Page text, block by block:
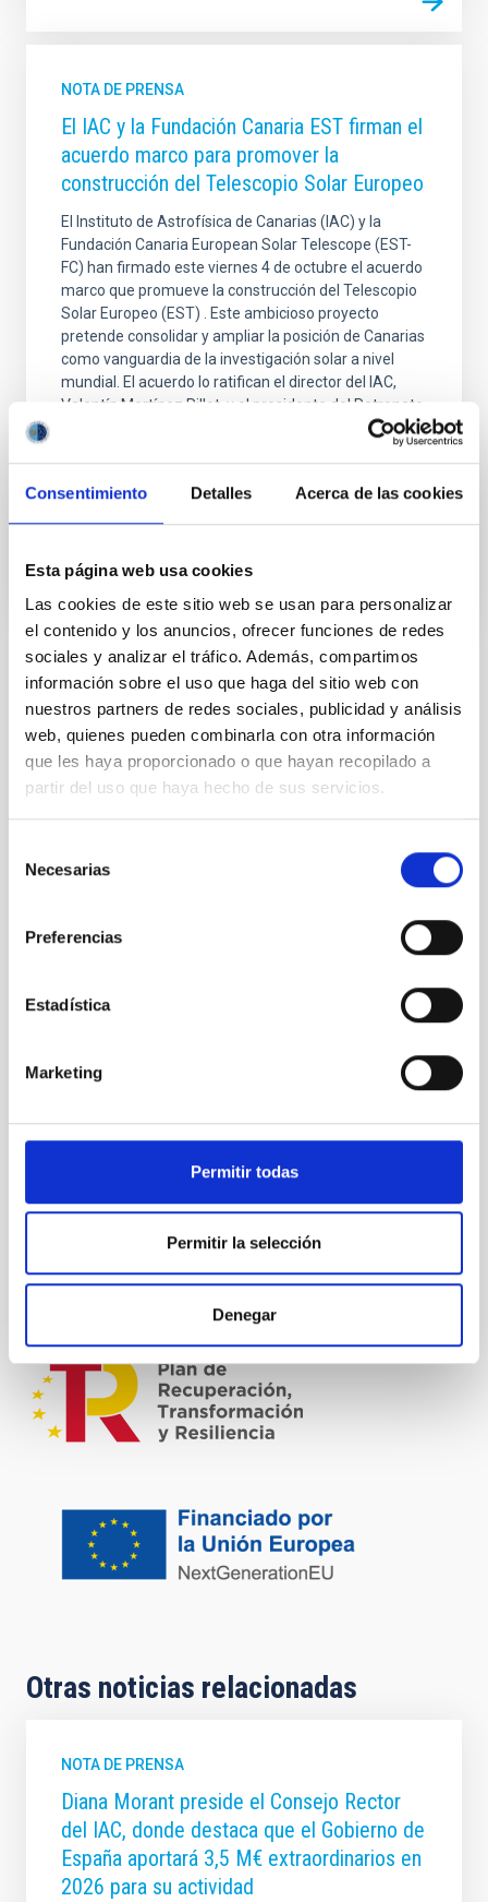
Consentimiento Detalles Acerca de las cookies
Esta página web usa cookies
Las cookies de este sitio web se usan para personalizar
el contenido y los anuncios, ofrecer funciones de redes
sociales y analizar el tráfico. Además, compartimos
información sobre el uso que haga del sitio web con
nuestros partners de redes sociales, publicidad y análisis
web, quienes pueden combinarla con otra información
que les haya proporcionado o que hayan recopilado a
partir del uso que haya hecho de sus servicios.
Necesarias
Preferencias
Estadística
Marketing
Permitir todas
Permitir la selección
Denegar
NOTA DE PRENSA
El IAC y la Fundación Canaria EST firman el
acuerdo marco para promover la
construcción del Telescopio Solar Europeo
El Instituto de Astrofísica de Canarias (IAC) y la
Fundación Canaria European Solar Telescope (EST-
FC) han firmado este viernes 4 de octubre el acuerdo
marco que promueve la construcción del Telescopio
Solar Europeo (EST) . Este ambicioso proyecto
pretende consolidar y ampliar la posición de Canarias
como vanguardia de la investigación solar a nivel
mundial. El acuerdo lo ratifican el director del IAC,
Valentín Martínez Pillet, y el presidente del Patronato,
Manuel Collados, en representación de EST-FC. En el
acto de firma han estado presentes otros miembros
TIPO DE NOTICIA
FOTONOTICIA
ÁMBITO
CIENCIA Y TECNOLOGÍA
Astronomía solar
Otras noticias relacionadas
NOTA DE PRENSA
Diana Morant preside el Consejo Rector
del IAC, donde destaca que el Gobierno de
España aportará 3,5 M€ extraordinarios en
2026 para su actividad